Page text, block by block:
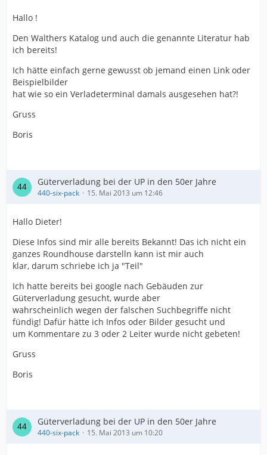
Hallo !
Den Walthers Katalog und auch die genannte Literatur hab
ich bereits!
Ich hätte einfach gerne gewusst ob jemand einen Link oder
Beispielbilder
hat wie so ein Verladeterminal damals ausgesehen hat?!
Gruss
Boris
Güterverladung bei der UP in den 50er Jahre
440-six-pack 15. Mai 2013 um 12:46
Hallo Dieter!
Diese Infos sind mir alle bereits Bekannt! Das ich nicht ein
ganzes Roundhouse darstelln kann ist mir auch
klar, darum schriebe ich ja "Teil"
Ich hatte bereits bei google nach Gebäuden zur
Güterverladung gesucht, wurde aber
wahrscheinlich wegen der falschen Suchbegriffe nicht
fündig! Dafür hätte ich Infos oder Bilder gesucht und
um Kommentare zu 3 oder 2 Leiter wurde nicht gebeten!
Gruss
Boris
Güterverladung bei der UP in den 50er Jahre
440-six-pack 15. Mai 2013 um 10:20